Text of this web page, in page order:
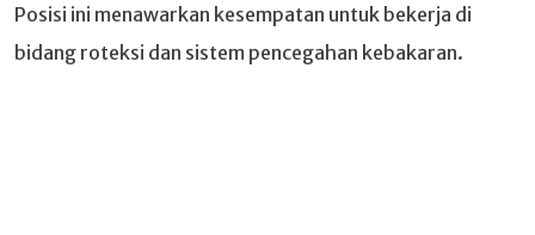
Posisi ini menawarkan kesempatan untuk bekerja di
bidang roteksi dan sistem pencegahan kebakaran.